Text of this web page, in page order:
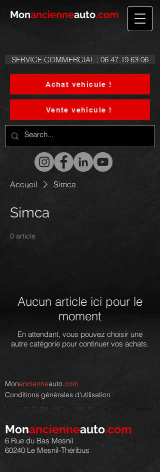
Monancienneauto.com
SERVICE COMMERCIAL : 06 47 19 63 06
Achat vehicule !
Vente vehicule !
Accueil Simca
Simca
0 article
Aucun article ici pour le
moment
En attendant, vous pouvez choisir une
autre catégorie pour continuer vos achats.
Monancienneauto.com
Conditions générales d'utilisation
Monancienneauto.com
6 Rue du Bas Mesnil
60240 Le Mesnil-Théribus